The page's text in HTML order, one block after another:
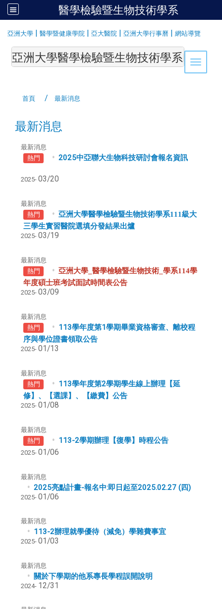
醫學檢驗暨生物技術學系
亞洲大學 | 醫學暨健康學院 | 亞大醫院 | 亞洲大學行事曆 | 網站導覽
Toggle
亞洲大學醫學檢驗暨生物技術學系
首頁 最新消息
最新消息
最新消息
熱門
2025中亞聯大生物科技研討會報名資訊
2025- 03/20
最新消息
熱門
亞洲大學醫學檢驗暨生物技術學系111級大
三學生實習醫院選填分發結果出爐
2025- 03/19
最新消息
熱門
亞洲大學_醫學檢驗暨生物技術_學系114學
年度碩士班考試面試時間表公告
2025- 03/09
最新消息
熱門
113學年度第1學期畢業資格審查、離校程
序與學位證書領取公告
2025- 01/13
最新消息
熱門
113學年度第2學期學生線上辦理【延
修】、【選課】、【繳費】公告
2025- 01/08
最新消息
熱門
113-2學期辦理【復學】時程公告
2025- 01/06
最新消息
2025亮點計畫-報名中:即日起至2025.02.27 (四)
2025- 01/06
最新消息
113-2辦理就學優待（減免）學雜費事宜
2025- 01/03
最新消息
關於下學期的他系專長學程誤開說明
2024- 12/31